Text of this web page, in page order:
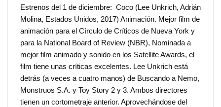
Estrenos del 1 de diciembre: Coco (Lee Unkrich, Adrián
Molina, Estados Unidos, 2017) Animación. Mejor film de
animación para el Círculo de Críticos de Nueva York y
para la National Board of Review (NBR), Nominada a
mejor film animado y sonido en los Satellite Awards, el
film tiene unas críticas excelentes. Lee Unkrich está
detrás (a veces a cuatro manos) de Buscando a Nemo,
Monstruos S.A. y Toy Story 2 y 3. Ambos directores
tienen un cortometraje anterior. Aprovechándose del